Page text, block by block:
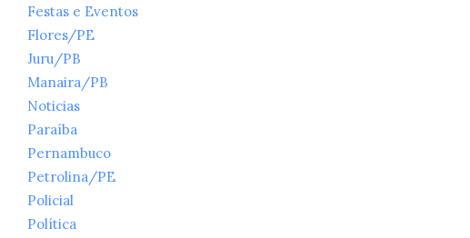
Festas e Eventos
Flores/PE
Juru/PB
Manaira/PB
Noticias
Paraíba
Pernambuco
Petrolina/PE
Policial
Política